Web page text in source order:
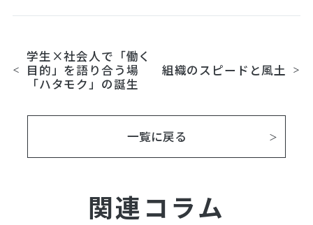
学生×社会人で「働く
目的」を語り合う場
「ハタモク」の誕生
一覧に戻る
組織のスピードと風土
関連コラム